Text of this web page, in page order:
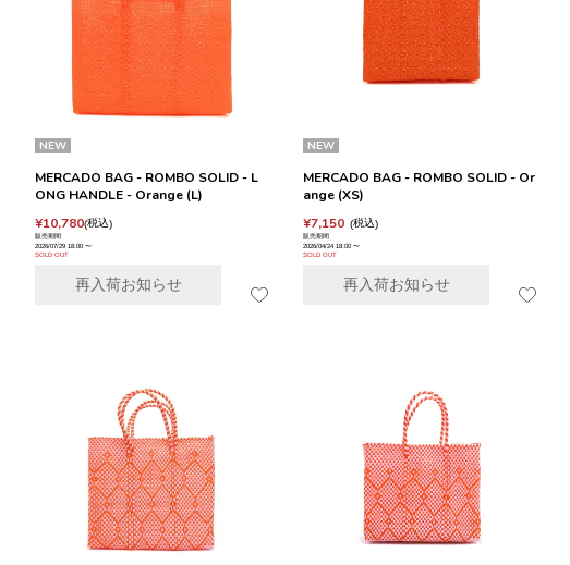
NEW
MERCADO BAG - ROMBO SOLID - L
ONG HANDLE - Orange (L)
¥10,780 税込
販売期間
2026/07/29 18:00 〜
SOLD OUT
再入荷お知らせ
NEW
MERCADO BAG - ROMBO SOLID - Or
ange (XS)
¥7,150 税込
販売期間
2026/04/24 18:00 〜
SOLD OUT
再入荷お知らせ